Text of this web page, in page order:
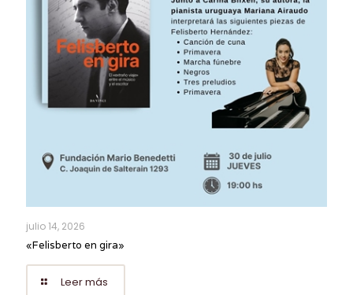
julio 14, 2026
«Felisberto en gira»
Leer más